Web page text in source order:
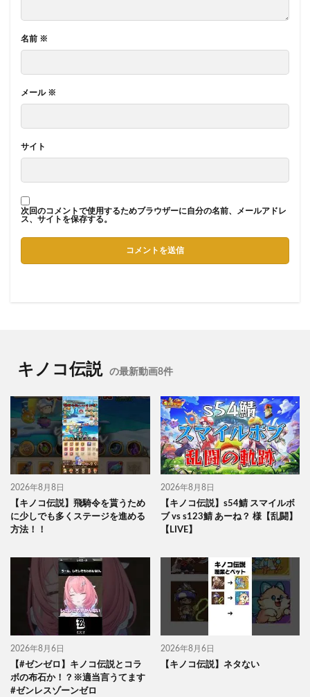
名前 ※
メール ※
サイト
次回のコメントで使用するためブラウザーに自分の名前、メールアドレ
ス、サイトを保存する。
キノコ伝説 の最新動画8件
2026年8月8日
【キノコ伝説】飛騎令を貰うため
に少しでも多くステージを進める
方法！！
2026年8月8日
【キノコ伝説】s54鯖 スマイルボ
ブ vs s123鯖 あーね？ 様【乱闘】
【LIVE】
2026年8月6日
【#ゼンゼロ】キノコ伝説とコラ
ボの布石か！？※適当言うてます
#ゼンレスゾーンゼロ
2026年8月6日
【キノコ伝説】ネタない